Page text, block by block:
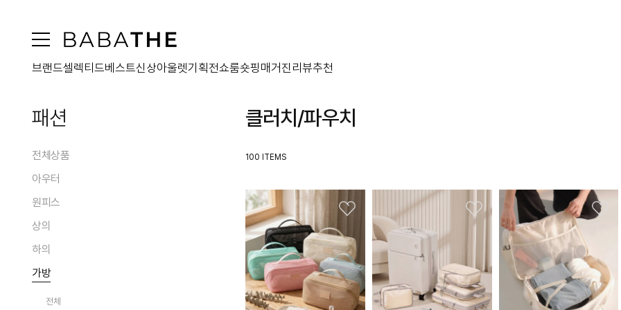
브랜드셀렉티드베스트신상아울렛기획전쇼룸숏핑 매거진 리뷰추천
패션
전체상품
아우터
전체
코트
패딩
자켓
점퍼
원피스
전체
맥시원피스
미디원피스
미니원피스
투피스원피스
상의
전체
블라우스/셔츠
하의
전체
스커트
가방
전체
클러치/파우치
100 ITEMS